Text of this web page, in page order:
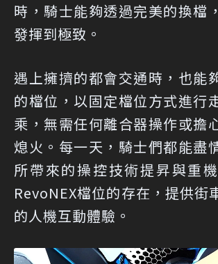
時，騎士能夠透過完美的換檔
發揮到極致。
遇上擁擠的都會交通時，也能
的檔位，以固定檔位方式進行
乘，無需任何離合器操作或擔
熄火。每一天，騎士們都能盡
所帶來的操控技術提昇與重
RevoNEX檔位的存在，提供街
的人機互動體驗。